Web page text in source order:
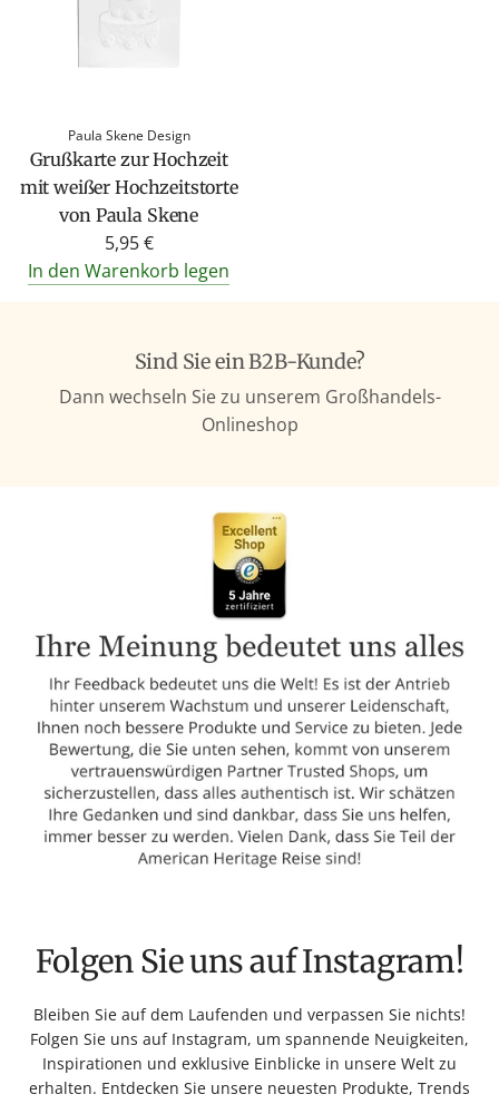
Paula Skene Design
Grußkarte zur Hochzeit
mit weißer Hochzeitstorte
von Paula Skene
5,95 €
In den Warenkorb legen
Sind Sie ein B2B-Kunde?
Dann wechseln Sie zu unserem Großhandels-
Onlineshop
Folgen Sie uns auf Instagram!
Bleiben Sie auf dem Laufenden und verpassen Sie nichts!
Folgen Sie uns auf Instagram, um spannende Neuigkeiten,
Inspirationen und exklusive Einblicke in unsere Welt zu
erhalten. Entdecken Sie unsere neuesten Produkte, Trends